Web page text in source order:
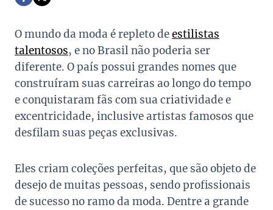
O mundo da moda é repleto deestilistas
talentosos, e no Brasil não poderia ser
diferente. O país possui grandes nomes que
construíram suas carreiras ao longo do tempo
e conquistaram fãs com sua criatividade e
excentricidade, inclusive artistas famosos que
desfilam suas peças exclusivas.
Eles criam coleções perfeitas, que são objeto de
desejo de muitas pessoas, sendo profissionais
de sucesso no ramo da moda. Dentre a grande